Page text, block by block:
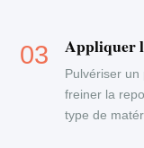
Appliquer
Pulvériser
freiner la
type de